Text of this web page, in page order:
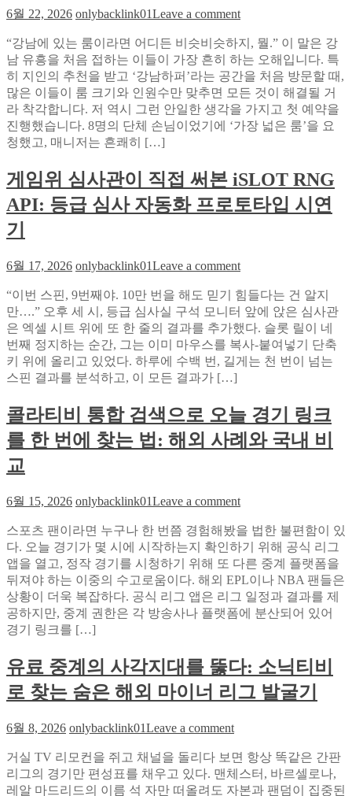
메
커
니
즘
해
부
으
로
사
업
을
앞
다
6월 22, 2026 onlybacklink01Leave a commenton
인
추
천
강
남
하
체
손
님
문
후
깨
달
은
자
리
의
치
정
“강남에 있는 룸이라면 어디든 비슷비슷하지, 뭘.” 이 말은 강
남 유흥을 처음 접하는 이들이 가장 흔히 하는 오해입니다. 특
히 지인의 추천을 받고 ‘강남하퍼’라는 공간을 처음 방문할 때,
많은 이들이 룸 크기와 인원수만 맞추면 모든 것이 해결될 거
라 착각합니다. 저 역시 그런 안일한 생각을 가지고 첫 예약을
진행했습니다. 8명의 단체 손님이었기에 ‘가장 넓은 룸’을 요
청했고, 매니저는 흔쾌히 […]
게임위 심사관이 직접 써본 iSLOT RNG
API: 등급 심사 자동화 프로토타입 시연
기
6월 17, 2026 onlybacklink01Leave a commenton
임
위
심
사
관
접
써
본
등
심
사
자
동
화
프
타
입
시
“이번 스핀, 9번째야. 10만 번을 해도 믿기 힘들다는 건 알지
만….” 오후 세 시, 등급 심사실 구석 모니터 앞에 앉은 심사관
은 엑셀 시트 위에 또 한 줄의 결과를 추가했다. 슬롯 릴이 네
번째 정지하는 순간, 그는 이미 마우스를 복사-붙여넣기 단축
키 위에 올리고 있었다. 하루에 수백 번, 길게는 천 번이 넘는
스핀 결과를 분석하고, 이 모든 결과가 […]
콜라티비 통합 검색으로 오늘 경기 링크
를 한 번에 찾는 법: 해외 사례와 국내 비
교
6월 15, 2026 onlybacklink01Leave a commenton
라
티
비
통
합
검
로
오
늘
크
를
스포츠 팬이라면 누구나 한 번쯤 경험해봤을 법한 불편함이 있
다. 오늘 경기가 몇 시에 시작하는지 확인하기 위해 공식 리그
앱을 열고, 정작 경기를 시청하기 위해 또 다른 중계 플랫폼을
뒤져야 하는 이중의 수고로움이다. 해외 EPL이나 NBA 팬들은
상황이 더욱 복잡하다. 공식 리그 앱은 리그 일정과 결과를 제
공하지만, 중계 권한은 각 방송사나 플랫폼에 분산되어 있어
경기 링크를 […]
유료 중계의 사각지대를 뚫다: 소닉티비
로 찾는 숨은 해외 마이너 리그 발굴기
6월 8, 2026 onlybacklink01Leave a commenton
료
중
계
거실 TV 리모컨을 쥐고 채널을 돌리다 보면 항상 똑같은 간판
리그의 경기만 편성표를 채우고 있다. 맨체스터, 바르셀로나,
레알 마드리드의 이름 석 자만 떠올려도 자본과 팬덤이 집중된